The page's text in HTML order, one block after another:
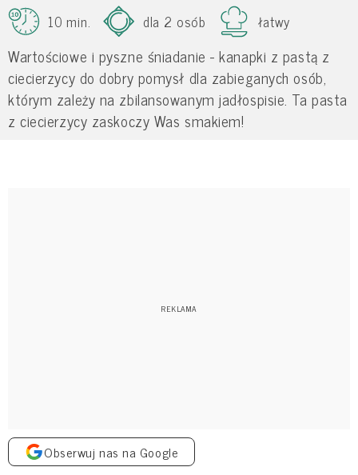
10 min.
dla 2 osób łatwy
Wartościowe i pyszne śniadanie - kanapki z pastą z
ciecierzycy do dobry pomysł dla zabieganych osób,
którym zależy na zbilansowanym jadłospisie. Ta pasta
z ciecierzycy zaskoczy Was smakiem!
Obserwuj nas na Google